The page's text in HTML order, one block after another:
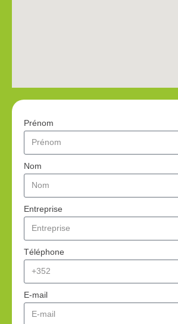
Prénom
Nom
Entreprise
Téléphone
E-mail